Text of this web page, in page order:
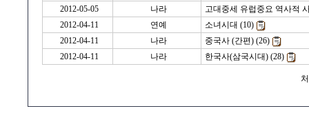
2012-05-05
나라
고대중세 유럽중요 역사적
2012-04-11
연예
소녀시대 (10)
2012-04-11
나라
중국사 (간편) (26)
2012-04-11
나라 한국사(삼국시대) (28)